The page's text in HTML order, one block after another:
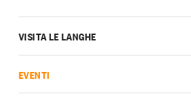
VISITA LE LANGHE
EVENTI